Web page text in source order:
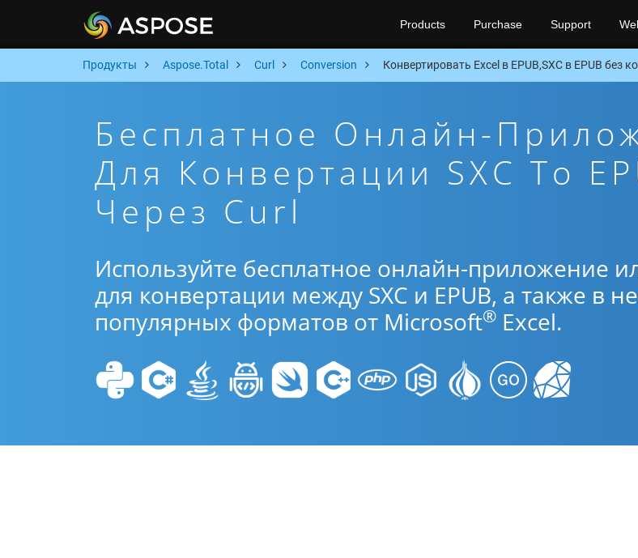
Products Purchase Support
Продукты Aspose.Total Curl Conversion Конвертировать Excel в EPUB,SXC в EPUB без
Бесплатное Онлайн-
Для Конвертации SXC To
Через Curl
Используйте бесплатное онлайн-приложение
для конвертации между SXC и EPUB, а также в
популярных форматов от Microsoft® Excel.